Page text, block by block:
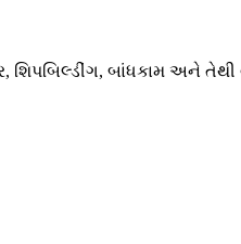
શિપબિલ્ડીંગ, બાંધકામ અને